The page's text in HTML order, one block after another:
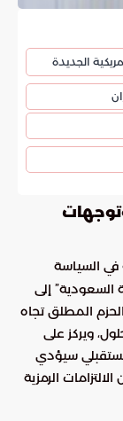
الجديدة
في السياسة
السعودية” إلى
المطلق تجاه
ويركز على
سيؤدي
الرمزية